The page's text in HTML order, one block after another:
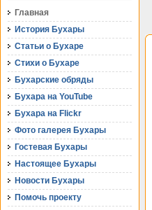
Главная
История Бухары
Статьи о Бухаре
Стихи о Бухаре
Бухарские обряды
Бухара на YouTube
Бухара на Flickr
Фото галерея Бухары
Гостевая Бухары
Настоящее Бухары
Новости Бухары
Помочь проекту